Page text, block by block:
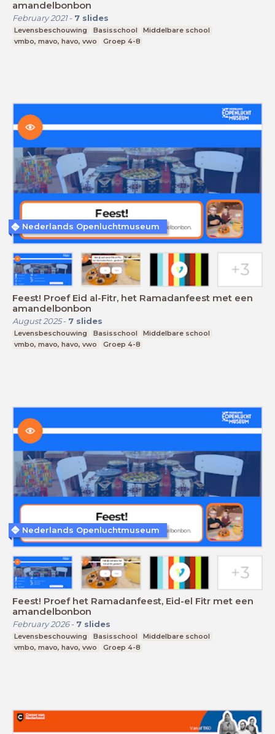
amandelbonbon
February 2021- 7 slides
Levensbeschouwing Basisschool
Middelbare school
vmbo, mavo, havo, vwo
Groep 4-8
Feest! Proef Eid al-Fitr, het Ramadanfeest met een
amandelbonbon
August 2025- 7 slides
Levensbeschouwing Basisschool
Middelbare school
vmbo, mavo, havo, vwo
Groep 4-8
Nederlands Openluchtmuseum
Feest! Proef het Ramadanfeest, Eid-el Fitr met een
amandelbonbon
February 2026- 7 slides
Levensbeschouwing Basisschool
Middelbare school
vmbo, mavo, havo, vwo
Groep 4-8
Nederlands Openluchtmuseum